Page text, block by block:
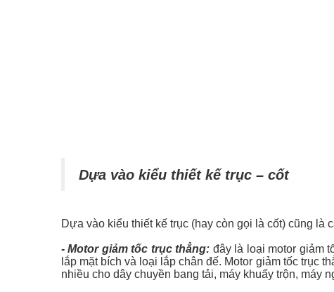
Dựa vào kiểu thiết kế trục – cốt
Dựa vào kiểu thiết kế trục (hay còn gọi là cốt) cũng
- Motor giảm tốc trục thẳng: đây là loại motor giảm
lắp mặt bích và loại lắp chân đế. Motor giảm tốc trục
nhiều cho dây chuyền bang tải, máy khuấy trộn,